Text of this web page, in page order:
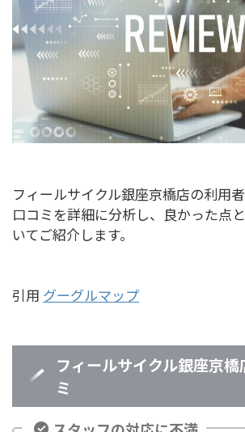
フィールサイクル銀座京橋店の利用
口コミを詳細に分析し、良かった点
いてご紹介します。
引用 グーグルマップ
フィールサイクル銀座京橋
ミ